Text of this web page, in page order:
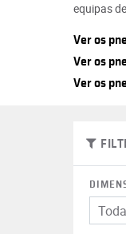
equipas
Ver os
Ver os
Ver os